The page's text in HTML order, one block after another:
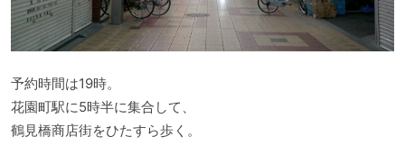
予約時間は19時。
花園町駅に5時半に集合して、
鶴見橋商店街をひたすら歩く。